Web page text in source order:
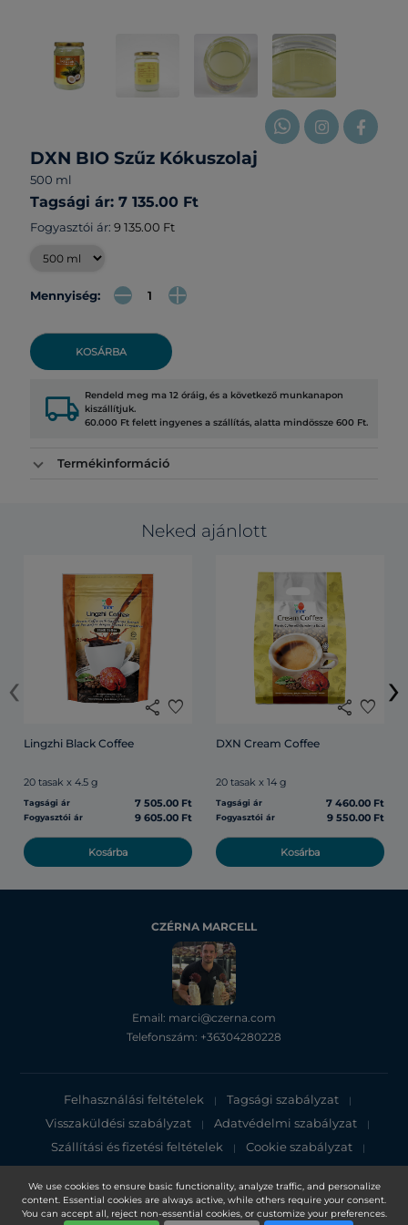
We use cookies to ensure basic functionality, analyze traffic, and personalize
content. Essential cookies are always active, while others require your consent.
You can accept all, reject non-essential cookies, or customize your preferences.
DXN BIO Szűz Kókuszolaj
500 ml
Tagsági ár: 7 135.00 Ft
Fogyasztói ár: 9 135.00 Ft
Mennyiség:
KOSÁRBA
local_shipping Rendeld meg ma 12 óráig, és a következő munkanapon
kiszállítjuk.
60.000 Ft felett ingyenes a szállítás, alatta mindössze 600 Ft.
Termékinformáció
Neked ajánlott
share favorite
Lingzhi Black Coffee
20 tasak x 4.5 g
Tagsági ár 7 505.00 Ft
Fogyasztói ár 9 605.00 Ft
Kosárba
share favorite
DXN Cream Coffee
20 tasak x 14 g
Tagsági ár 7 460.00 Ft
Fogyasztói ár 9 550.00 Ft
Kosárba
‹ ›
CZÉRNA MARCELL
Email: marci@czerna.com
Telefonszám: +36304280228
Felhasználási feltételek | Tagsági szabályzat |
Visszaküldési szabályzat | Adatvédelmi szabályzat |
Szállítási és fizetési feltételek | Cookie szabályzat |
Adatvédelmi tájékoztató
Copyright 2025, DXN Holdings Bhd. 199501033918 (363120-V)